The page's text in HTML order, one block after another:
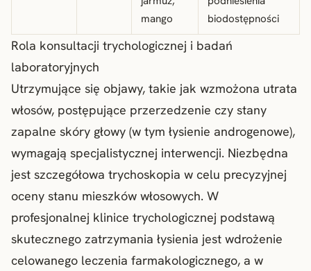
mango
biodostępności
Rola konsultacji trychologicznej i badań
laboratoryjnych
Utrzymujące się objawy, takie jak wzmożona utrata
włosów, postępujące przerzedzenie czy stany
zapalne skóry głowy (w tym łysienie androgenowe),
wymagają specjalistycznej interwencji. Niezbędna
jest szczegółowa trychoskopia w celu precyzyjnej
oceny stanu mieszków włosowych. W
profesjonalnej klinice trychologicznej podstawą
skutecznego zatrzymania łysienia jest wdrożenie
celowanego leczenia farmakologicznego, a w